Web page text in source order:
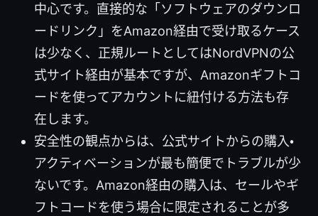
中心です。直接的な「ソフトウェアのダウンロ
ードリンク」をAmazon経由で受け取るケース
は少なく、正規ルートとしてはNordVPNの公
式サイト経由が基本ですが、Amazonギフトコ
ードを使ってアカウントに紐付ける方法も存
在します。
安全性の観点からは、公式サイトからの購入・
アクティベーションが最も簡便でトラブルが少
ないです。Amazon経由の購入は、セールやギ
フトコードを使う場合に限定されることが多